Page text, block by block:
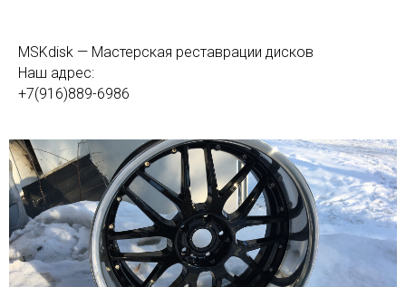
MSKdisk — Мастерская реставрации дисков
Наш адрес:
+7(916)889-6986